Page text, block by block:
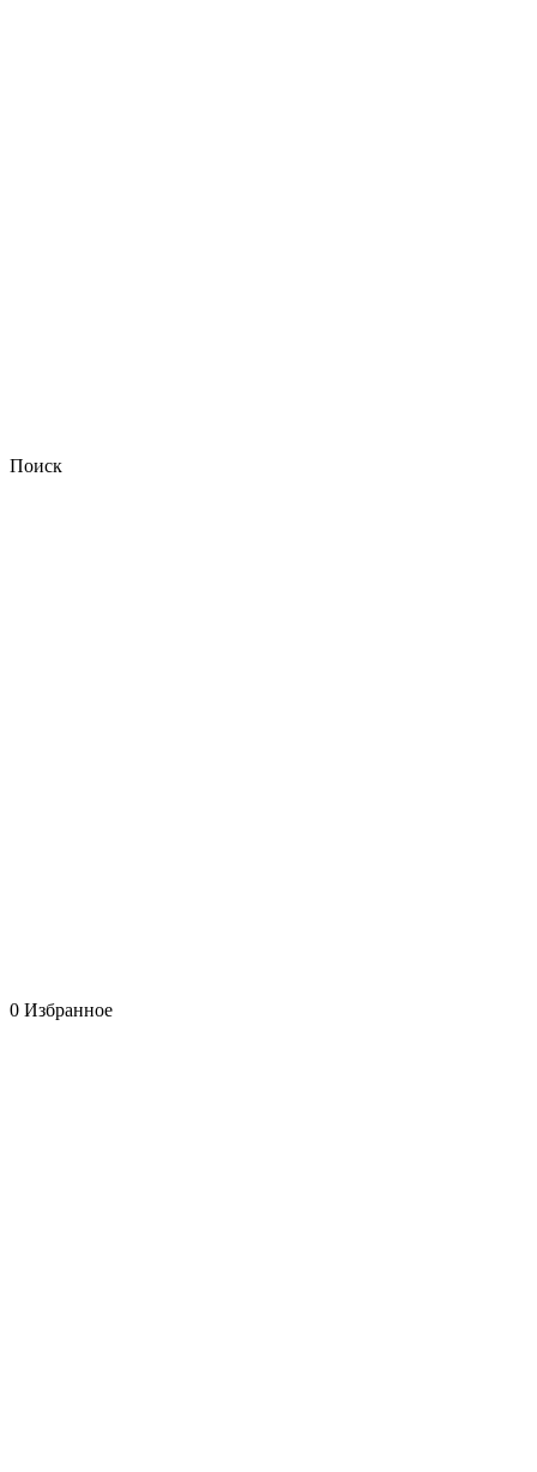
Поиск
0 Избранное